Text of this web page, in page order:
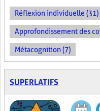
Réflexion individuelle (31)
Approfondissement des
Métacognition (7)
SUPERLATIFS